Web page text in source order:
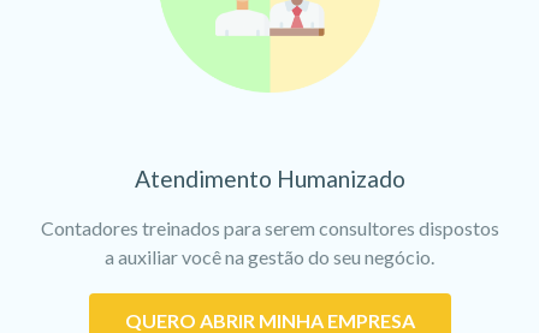
Atendimento Humanizado
Contadores treinados para serem consultores dispostos
a auxiliar você na gestão do seu negócio.
QUERO ABRIR MINHA EMPRESA